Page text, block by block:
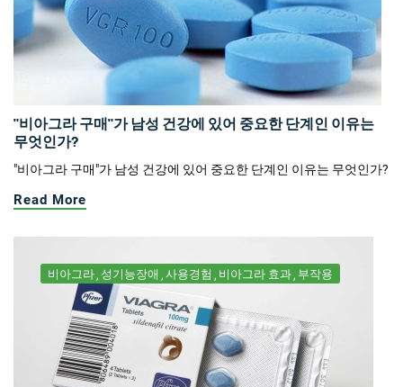
"비아그라 구매"가 남성 건강에 있어 중요한 단계인 이유는
무엇인가?
"비아그라 구매"가 남성 건강에 있어 중요한 단계인 이유는 무엇인가?
Read More
비아그라 성기능장애 사용경험 비아그라 효과 부작용